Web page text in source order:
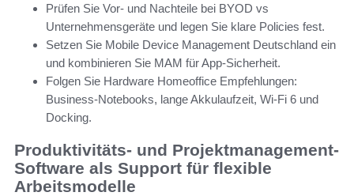
Prüfen Sie Vor- und Nachteile bei BYOD vs
Unternehmensgeräte und legen Sie klare Policies fest.
Setzen Sie Mobile Device Management Deutschland ein
und kombinieren Sie MAM für App-Sicherheit.
Folgen Sie Hardware Homeoffice Empfehlungen:
Business-Notebooks, lange Akkulaufzeit, Wi‑Fi 6 und
Docking.
Produktivitäts- und Projektmanagement-
Software als Support für flexible
Arbeitsmodelle